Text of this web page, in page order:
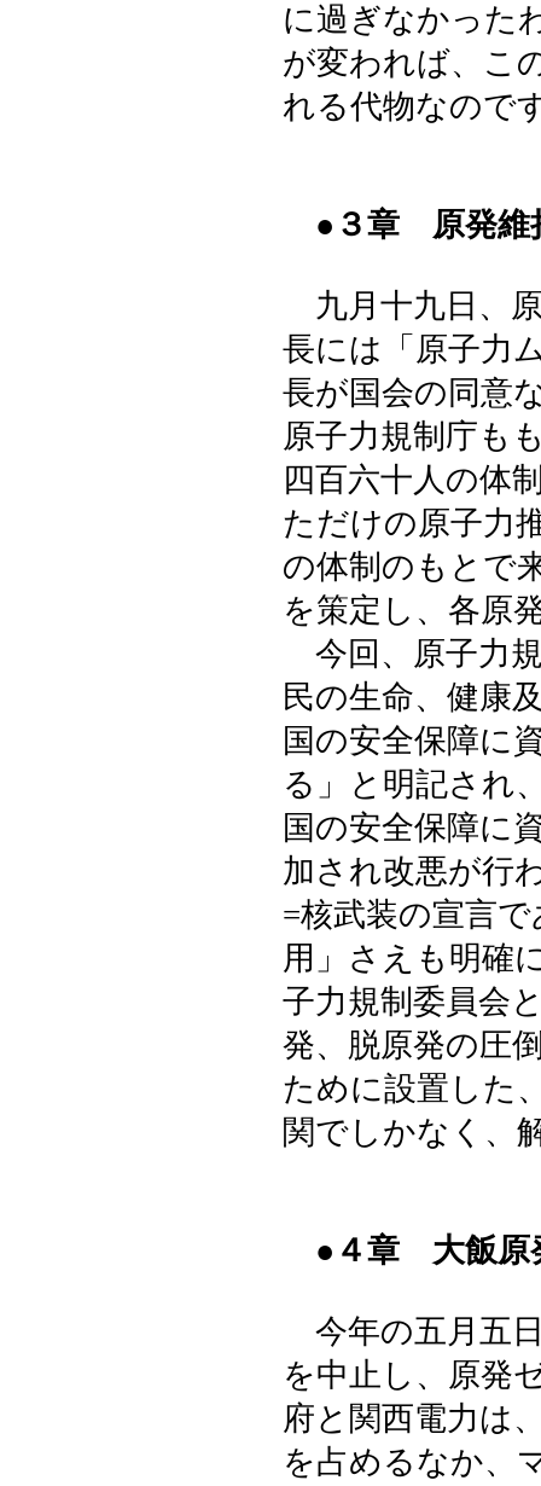
に過ぎなかった
が変われば、こ
れる代物なので
●３章 原発維
九月十九日、
長には「原子力
長が国会の同意
原子力規制庁も
四百六十人の体
ただけの原子力
の体制のもとで
を策定し、各原
今回、原子力
民の生命、健康
国の安全保障に
る」と明記され
国の安全保障に
加され改悪が行
=核武装の宣言
用」さえも明確
子力規制委員会
発、脱原発の圧
ために設置した
関でしかなく、
●４章 大飯原
今年の五月五
を中止し、原発
府と関西電力は
を占めるなか、